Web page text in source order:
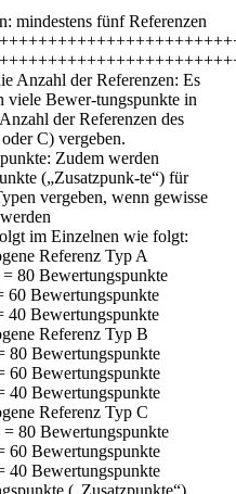
mindestens fünf Referenzen
Anzahl der Referenzen: Es
viele Bewer-tungspunkte in
der Referenzen des
C) vergeben.
Zudem werden
(„Zusatzpunk-te“) für
vergeben, wenn gewisse
im Einzelnen wie folgt:
Referenz Typ A
80 Bewertungspunkte
60 Bewertungspunkte
40 Bewertungspunkte
Referenz Typ B
80 Bewertungspunkte
60 Bewertungspunkte
40 Bewertungspunkte
Referenz Typ C
80 Bewertungspunkte
60 Bewertungspunkte
40 Bewertungspunkte